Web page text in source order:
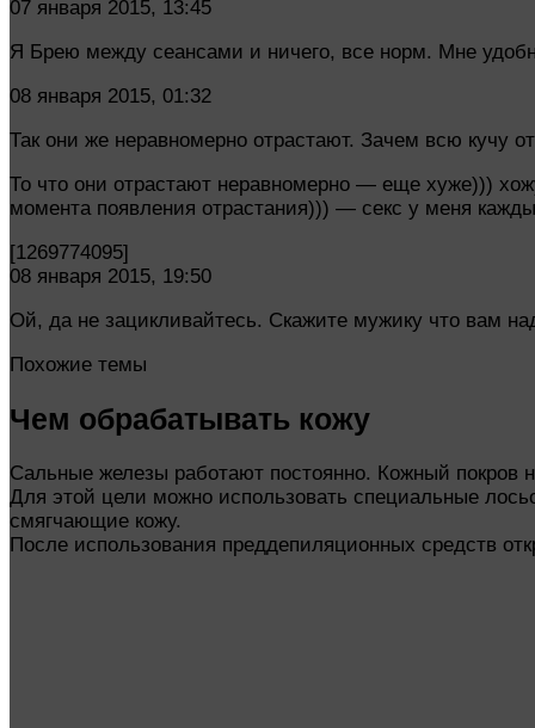
07 января 2015, 13:45
Я Брею между сеансами и ничего, все норм. Мне
08 января 2015, 01:32
Так они же неравномерно отрастают. Зачем всю кучу
То что они отрастают неравномерно — еще хуже)))
момента появления отрастания))) — секс у меня
[1269774095]
08 января 2015, 19:50
Ой, да не зацикливайтесь. Скажите мужику что вам
Похожие темы
Чем обрабатывать кожу
Сальные железы работают постоянно. Кожный покров
Для этой цели можно использовать специальные
смягчающие кожу.
После использования преддепиляционных средств